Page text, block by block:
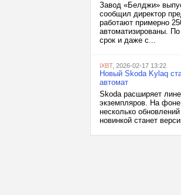
Завод «Белджи»
сообщил директор
работают примерно
автоматизированы.
срок и даже с...
iXBT, 2026-02-17 13:22
Новый Skoda Kylaq
автомат
Skoda расширяет
экземпляров. На фоне
несколько
новинкой станет